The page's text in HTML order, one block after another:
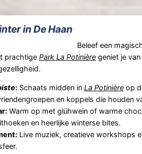
in De Haan
Beleef een
prachtigePark La Potinière geniet je
:Schaats midden in La Potinièreop
en koppels die houden
Warm op met glühwein of warme
en heerlijke winterse bites.
Live muziek, creatieve workshops